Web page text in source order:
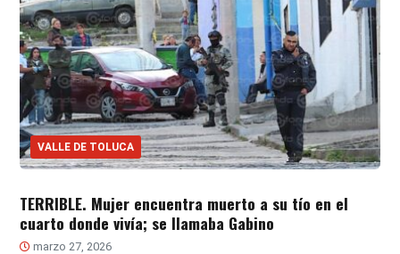
VALLE DE TOLUCA
TERRIBLE. Mujer encuentra muerto a su tío en el
cuarto donde vivía; se llamaba Gabino
marzo 27, 2026